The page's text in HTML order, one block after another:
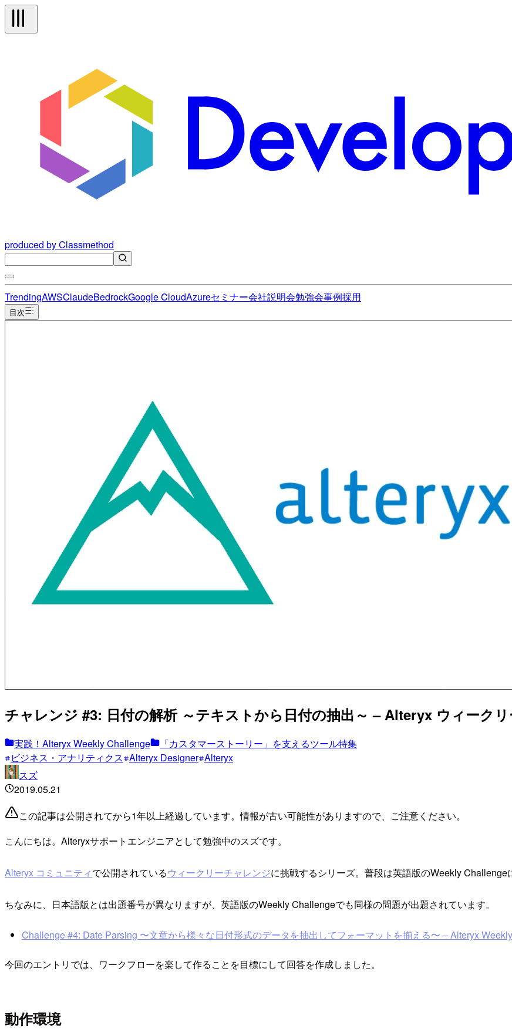
produced by Classmethod
TrendingAWSClaudeBedrockGoogle CloudAzureセミナー会社説明会勉強会事例採用
目次
チャレンジ #3: 日付の解析 ～テキストから日付の抽出～ – Alteryx ウィーク
実践！Alteryx Weekly Challenge
「カスタマーストーリー」を支えるツール特集
ビジネス・アナリティクス Alteryx Designer Alteryx
スズ
2019.05.21
この記事は公開されてから1年以上経過しています。情報が古い可能性がありますので、ご注意ください。
こんにちは。Alteryxサポートエンジニアとして勉強中のスズです。
Alteryx コミュニティで公開されているウィークリーチャレンジに挑戦するシリーズ。普段は英語版のWeekly Challenge
ちなみに、日本語版とは出題番号が異なりますが、英語版のWeekly Challengeでも同様の問題が出題されています。
Challenge #4: Date Parsing 〜文章から様々な日付形式のデータを抽出してフォーマットを揃える〜 – Alteryx
今回のエントリでは、ワークフローを楽して作ることを目標にして回答を作成しました。
動作環境